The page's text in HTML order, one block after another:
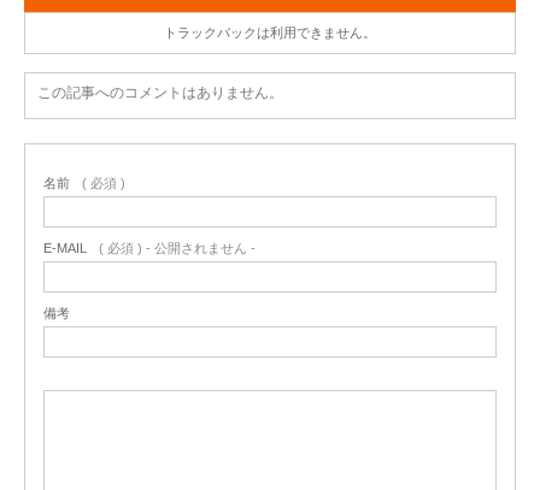
トラックバックは利用できません。
この記事へのコメントはありません。
名前 ( 必須 )
E-MAIL ( 必須 ) - 公開されません -
備考